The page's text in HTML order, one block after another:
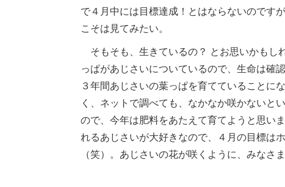
で４月中には目標達成！とはならないのです
こそは見てみたい。
そもそも、生きているの？ とお思いかもし
っぱがあじさいについているので、生命は確
３年間あじさいの葉っぱを育てていることに
く、ネットで調べても、なかなか咲かないと
ので、今年は肥料をあたえて育てようと思い
れるあじさいが大好きなので、４月の目標は
（笑）。あじさいの花が咲くように、みなさ